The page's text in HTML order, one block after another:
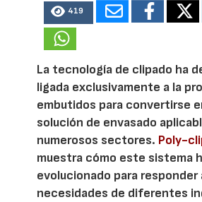
419
La tecnología de clipado ha
ligada exclusivamente a la
embutidos para convertirse
solución de envasado
numerosos sectores. Poly-
muestra cómo este sistema
evolucionado para responder
necesidades de diferentes